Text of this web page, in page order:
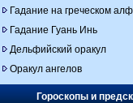
Гадание на греческом
Гадание Гуань Инь
Дельфийский оракул
Оракул ангелов
Гороскопы и